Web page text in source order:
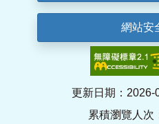
網站安
更新日期：2026-
累積瀏覽人次